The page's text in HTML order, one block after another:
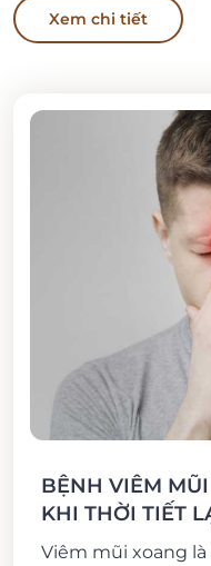
Xem chi tiết
BỆNH VIÊM
KHI THỜI TIẾT
Viêm mũi xoang